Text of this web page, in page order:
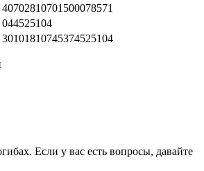
40702810701500078571
044525104
30101810745374525104
Если у вас есть вопросы, давайте